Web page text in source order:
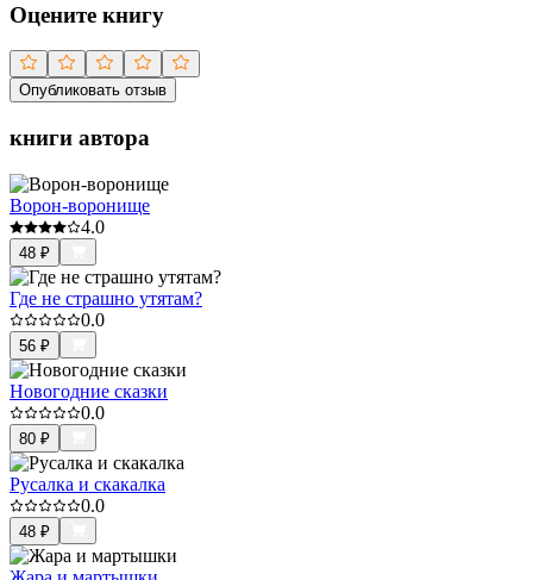
Оцените книгу
Опубликовать отзыв
книги автора
Ворон-воронище
4.0
48 ₽
Где не страшно утятам?
0.0
56 ₽
Новогодние сказки
0.0
80 ₽
Русалка и скакалка
0.0
48 ₽